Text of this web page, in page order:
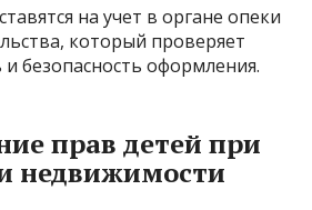
на учет в органе опеки
который проверяет
и безопасность оформления.
прав детей при
недвижимости